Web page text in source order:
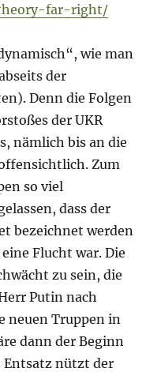
far-right/
wie man
der
Denn die Folgen
der UKR
nämlich bis an die
Zum
so viel
dass der
bezeichnet werden
Flucht war. Die
zu sein, die
Putin nach
neuen Truppen in
dann der Beginn
Entsatz nützt der